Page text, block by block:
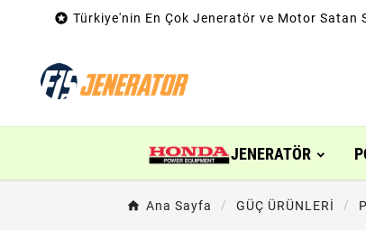
 Türkiye'nin En Çok Jeneratör ve Motor Satan
JENERATÖR
Ana Sayfa GÜÇ ÜRÜNLERİ